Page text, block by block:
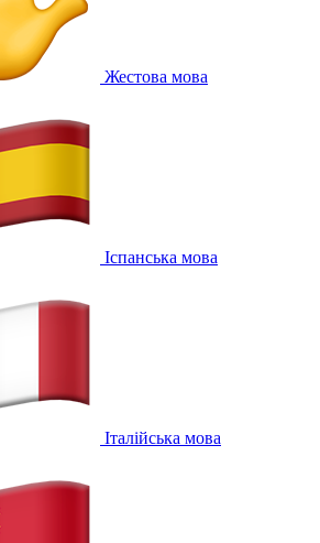
Жестова мова
Іспанська мова
Італійська мова